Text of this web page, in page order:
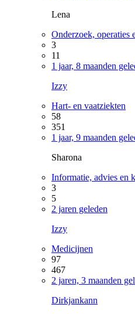
Lena
Onderzoek, operaties
3
11
1 jaar, 8 maanden
Izzy
Hart- en vaatziekten
58
351
1 jaar, 9 maanden
Sharona
Informatie, advies en
3
5
2 jaren geleden
Izzy
Medicijnen
97
467
2 jaren, 3 maanden
Dirkjankann